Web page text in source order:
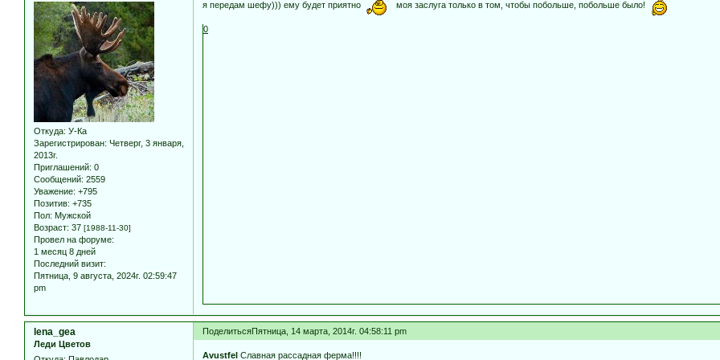
Откуда: У-Ка
Зарегистрирован: Четверг, 3 января,
2013г.
Приглашений: 0
Сообщений: 2559
Уважение: +795
Позитив: +735
Пол: Мужской
Возраст: 37 [1988-11-30]
Провел на форуме:
1 месяц 8 дней
Последний визит:
Пятница, 9 августа, 2024г. 02:59:47
pm
я передам шефу))) ему будет приятно моя заслуга только в том, чтобы побольше, побольше было!
0
ПоделитьсяПятница, 14 марта, 2014г. 04:58:11 pm
lena_gea
Леди Цветов
Avustfel Славная рассадная ферма!!!!